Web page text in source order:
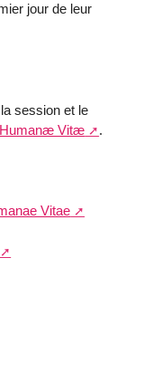
jour de leur
session et le
Humanæ Vitæ .
Vitae